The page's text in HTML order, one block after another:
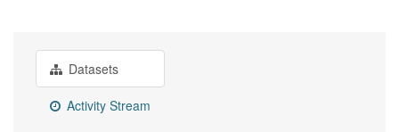
Datasets
Activity Stream